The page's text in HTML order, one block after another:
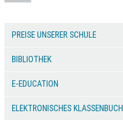
PREISE UNSERER SCHULE
BIBLIOTHEK
E-EDUCATION
ELEKTRONISCHES KLASSENBUCH